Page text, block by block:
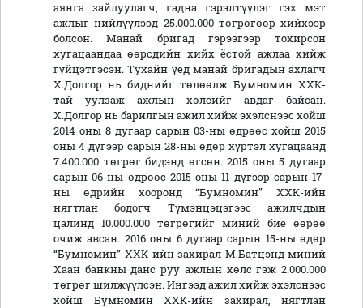
аянга зайлуулагч, гадна гэрэлтүүлэг гэх мэт
ажлыг нийлүүлээд 25.000.000 төгрөгөөр хийхээр
болсон. Манай бригад гэрээгээр тохирсон
хугацаандаа өөрсдийн хийх ёстой ажлаа хийж
гүйцэтгэсэн. Тухайн үед манай бригадын ахлагч
Х.Долгор нь биднийг төлөөлж Бумномин ХХК-
тай уулзаж ажлын хөлсийг авдаг байсан.
Х.Долгор нь барилгын ажил хийж эхэлснээс хойш
2014 оны 8 дугаар сарын 03-ны өдрөөс хойш 2015
оны 4 дүгээр сарын 28-ны өдөр хүртэл хугацаанд
7.400.000 төгрөг бидэнд өгсөн. 2015 оны 5 дугаар
сарын 06-ны өдрөөс 2015 оны 11 дүгээр сарын 17-
ны өдрийн хооронд “Бумномин” ХХК-ийн
нягтлан бодогч Түмэнцэцэгээс ажилчдын
цалинд 10.000.000 төгрөгийг миний бие өөрөө
очиж авсан. 2016 оны 6 дугаар сарын 15-ны өдөр
“Бумномин” ХХК-ийн захирал М.Батцэнд миний
Хаан банкны данс руу ажлын хөлс гэж 2.000.000
төгрөг шилжүүлсэн. Ингээд ажил хийж эхэлснээс
хойш Бумномин ХХК-ийн захирал, нягтлан